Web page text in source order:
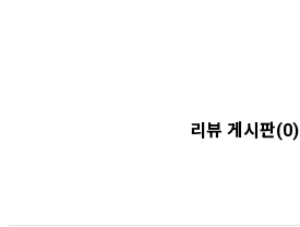
리뷰 게시판(0)